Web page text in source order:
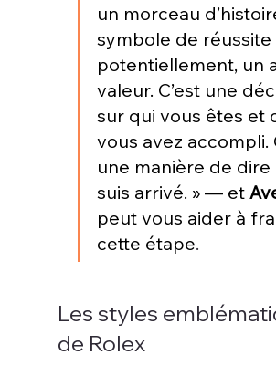
un morceau
symbole de réussite
potentiellement, un
valeur. C’est une
sur qui vous êtes et
vous avez accompli.
une manière de dire
suis arrivé. » — et
peut vous aider à
cette étape.
Les styles
de Rolex